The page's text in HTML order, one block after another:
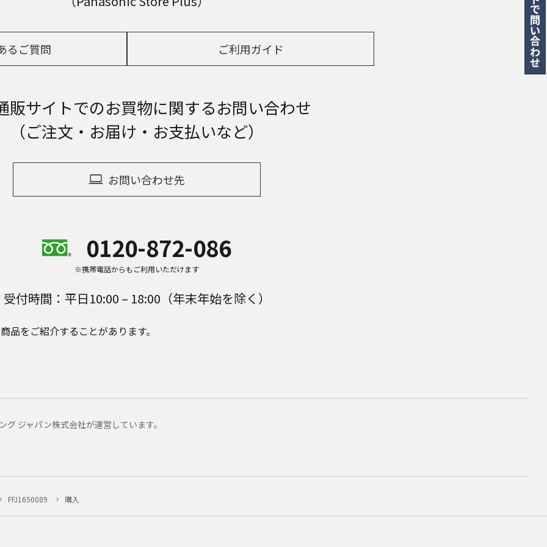
るご質問 ご利用ガイド
販サイトでのお買物に関するお問い合わせ
（ご注文・お届け・お支払いなど）
お問い合わせ先
0120-872-086
※携帯電話からもご利用いただけます
受付時間：平日10:00 – 18:00（年末年始を除く）
品をご紹介することがあります。
ジャパン株式会社が運営しています。
FFJ1650089 購入